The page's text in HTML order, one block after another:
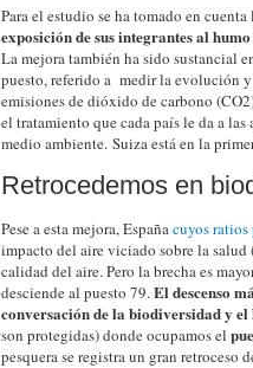
Para el estudio se ha tomado en
exposición de sus integrantes al
La mejora también ha sido sustancial
puesto, referido a medir la evolución
emisiones de dióxido de carbono
el tratamiento que cada país le da a
medio ambiente. Suiza está en la
Retrocedemos en
Pese a esta mejora, Españacuyos ratios
impacto del aire viciado sobre la
calidad del aire. Pero la brecha es
desciende al puesto 79.El descenso
conversación de la biodiversidad y
son protegidas) donde ocupamos el
pesquera se registra un gran retroceso